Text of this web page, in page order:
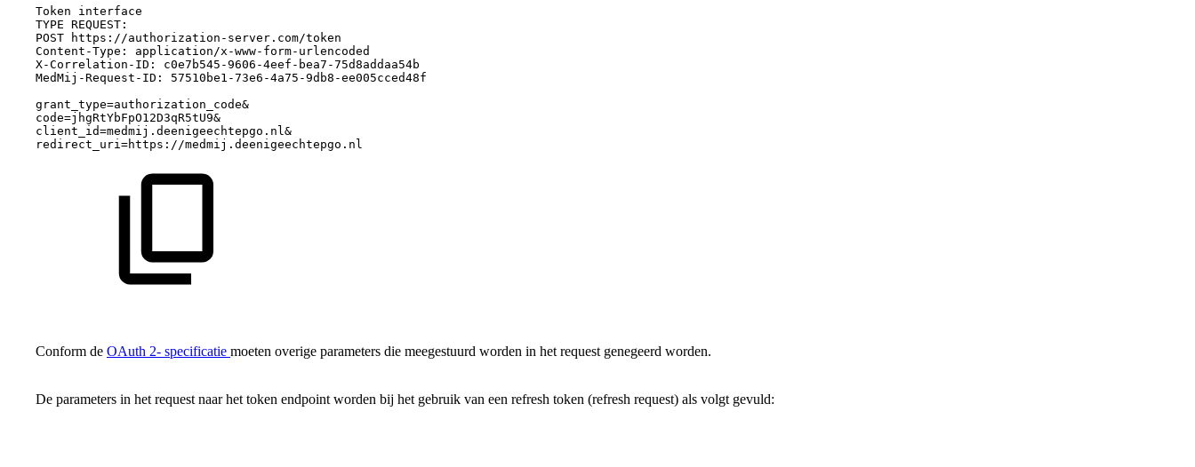
Token
interface
TYPE REQUEST:
POST
https://authorization-server.com/token
Content-Type:
application/x-www-form-urlencoded
X-Correlation-ID:
c0e7b545-9606-4eef-bea7-75d8addaa54b
MedMij-Request-ID:
57510be1-73e6-4a75-9db8-ee005cced48f
grant_type=authorization_code&
code=jhgRtYbFpO12D3qR5tU9&
client_id=medmij.deenigeechtepgo.nl&
redirect_uri=https://medmij.deenigeechtepgo.nl
Conform de OAuth 2- specificatie moeten overige parameters die meegestuurd worden in het request genegeerd worden.
De parameters in het request naar het token endpoint worden bij het gebruik van een refresh token (refresh request) als volgt gevuld: